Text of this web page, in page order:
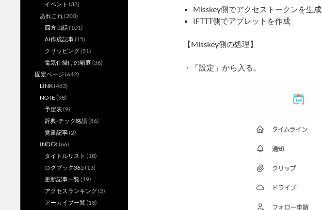
Misskey側でアクセストークンを生成
IFTTT側でアプレットを作成
【Misskey側の処理】
・「設定」から入る。
イベント (33)
あれこれ(203)
四方山話(101)
AI作成記事(15)
クリッピング(51)
電気仕掛けの箱庭 (36)
固定ページ (642)
LINK(463)
NOTE(98)
予定表(9)
辞典-テック略語(86)
覚書記事(2)
INDEX(66)
タイトルリスト (18)
ログブック365 (13)
更新記事一覧(19)
アクセスランキング(2)
アーカイブ一覧(13)